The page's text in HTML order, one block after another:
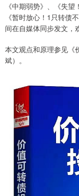
《中期弱势》、《失
《暂时放心！1只转债
间在自媒体同步发文，
本文观点和原理参见《
斌）。